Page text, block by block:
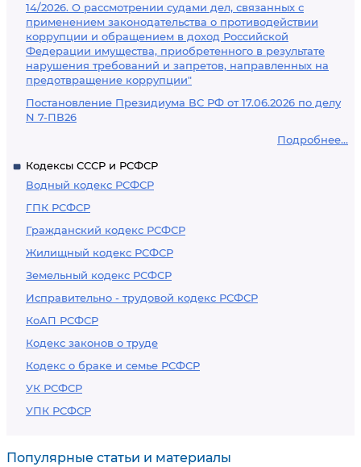
14/2026. О рассмотрении судами дел, связанных с
применением законодательства о противодействии
коррупции и обращением в доход Российской
Федерации имущества, приобретенного в результате
нарушения требований и запретов, направленных на
предотвращение коррупции"
Постановление Президиума ВС РФ от 17.06.2026 по делу
N 7-ПВ26
Подробнее...
Кодексы СССР и РСФСР
Водный кодекс РСФСР
ГПК РСФСР
Гражданский кодекс РСФСР
Жилищный кодекс РСФСР
Земельный кодекс РСФСР
Исправительно - трудовой кодекс РСФСР
КоАП РСФСР
Кодекс законов о труде
Кодекс о браке и семье РСФСР
УК РСФСР
УПК РСФСР
Популярные статьи и материалы